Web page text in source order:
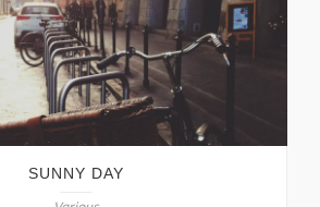
SUNNY DAY